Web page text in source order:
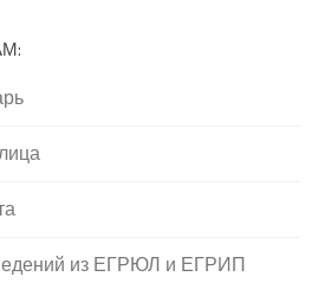
из ЕГРЮЛ и ЕГРИП